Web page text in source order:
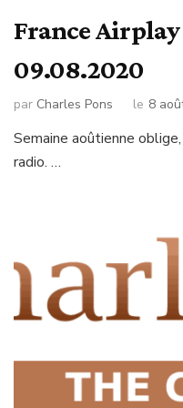
France Airplay
09.08.2020
par Charles Pons le 8
Semaine aoûtienne
radio. …